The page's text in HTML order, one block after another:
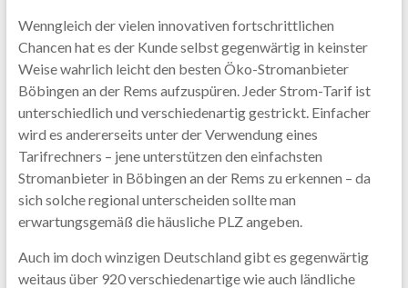
Wenngleich der vielen innovativen fortschrittlichen
Chancen hat es der Kunde selbst gegenwärtig in keinster
Weise wahrlich leicht den besten Öko-Stromanbieter
Böbingen an der Rems aufzuspüren. Jeder Strom-Tarif ist
unterschiedlich und verschiedenartig gestrickt. Einfacher
wird es andererseits unter der Verwendung eines
Tarifrechners – jene unterstützen den einfachsten
Stromanbieter in Böbingen an der Rems zu erkennen – da
sich solche regional unterscheiden sollte man
erwartungsgemäß die häusliche PLZ angeben.
Auch im doch winzigen Deutschland gibt es gegenwärtig
weitaus über 920 verschiedenartige wie auch ländliche